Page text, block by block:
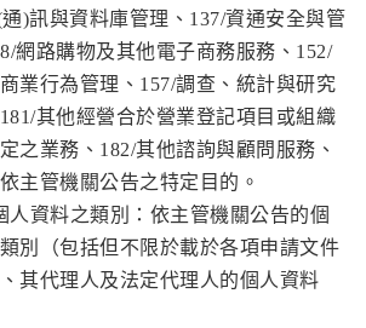
通)訊與資料庫管理、137/資通安全與管
網路購物及其他電子商務服務、152/
業行為管理、157/調查、統計與研究
其他經營合於營業登記項目或組織
之業務、182/其他諮詢與顧問服務、
主管機關公告之特定目的。
人資料之類別：依主管機關公告的個
別（包括但不限於載於各項申請文件
其代理人及法定代理人的個人資料